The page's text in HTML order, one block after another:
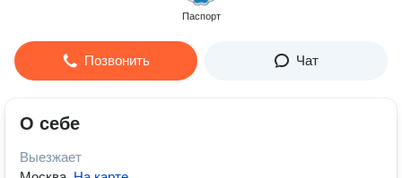
Паспорт
Позвонить Чат
О себе
Выезжает